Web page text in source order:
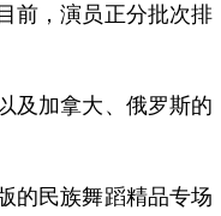
前，演员正分批次排
加拿大、俄罗斯的
民族舞蹈精品专场